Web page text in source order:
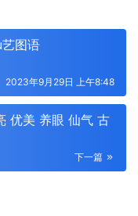
图语
2023年9月29日 上午8:48
优美 养眼 仙气 古
下一篇